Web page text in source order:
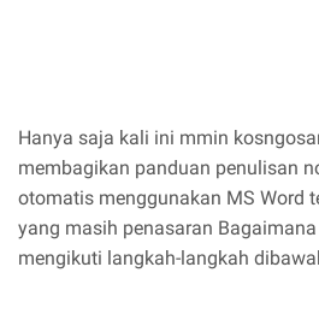
Hanya saja kali ini mmin
membagikan panduan penulisan
otomatis menggunakan MS Word
yang masih penasaran
mengikuti langkah-langkah